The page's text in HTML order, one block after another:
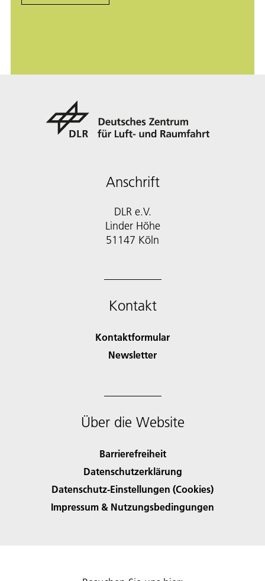
Anschrift
DLR e.V.
Linder Höhe
51147 Köln
Kontakt
Kontaktformular
Newsletter
Über die Website
Barrierefreiheit
Datenschutzerklärung
Datenschutz-Einstellungen (Cookies)
Impressum & Nutzungsbedingungen